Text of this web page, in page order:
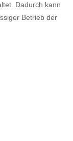
Dadurch kann
Betrieb der